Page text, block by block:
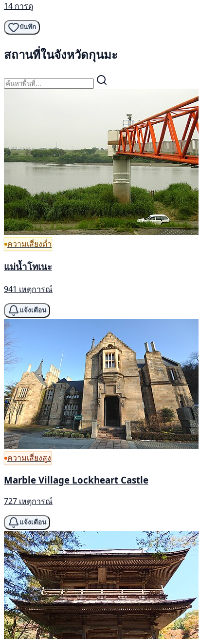
14 การดู
บันทึก
สถานที่ในจังหวัดกุนมะ
ความเสี่ยงต่ำ
แม่น้ำโทเนะ
941 เหตุการณ์
แจ้งเตือน
ความเสี่ยงสูง
Marble Village Lockheart Castle
727 เหตุการณ์
แจ้งเตือน